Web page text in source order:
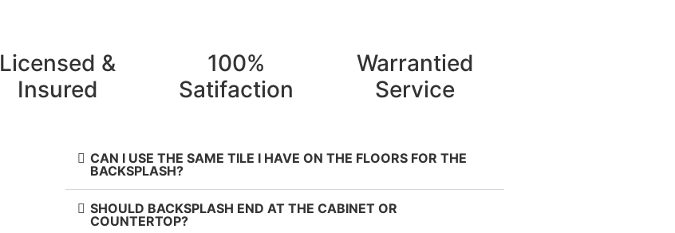
Licensed &
Insured
100%
Satifaction
Warrantied
Service
CAN I USE THE SAME TILE I HAVE ON THE FLOORS FOR THE
BACKSPLASH?
SHOULD BACKSPLASH END AT THE CABINET OR
COUNTERTOP?